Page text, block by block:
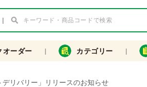
オーダー カテゴリー
リバリー」リリースのお知らせ